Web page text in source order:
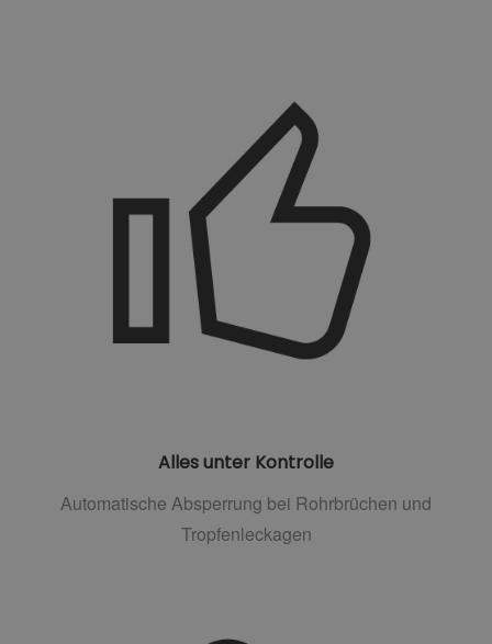
Alles unter Kontrolle
Automatische Absperrung bei Rohrbrüchen und
Tropfenleckagen